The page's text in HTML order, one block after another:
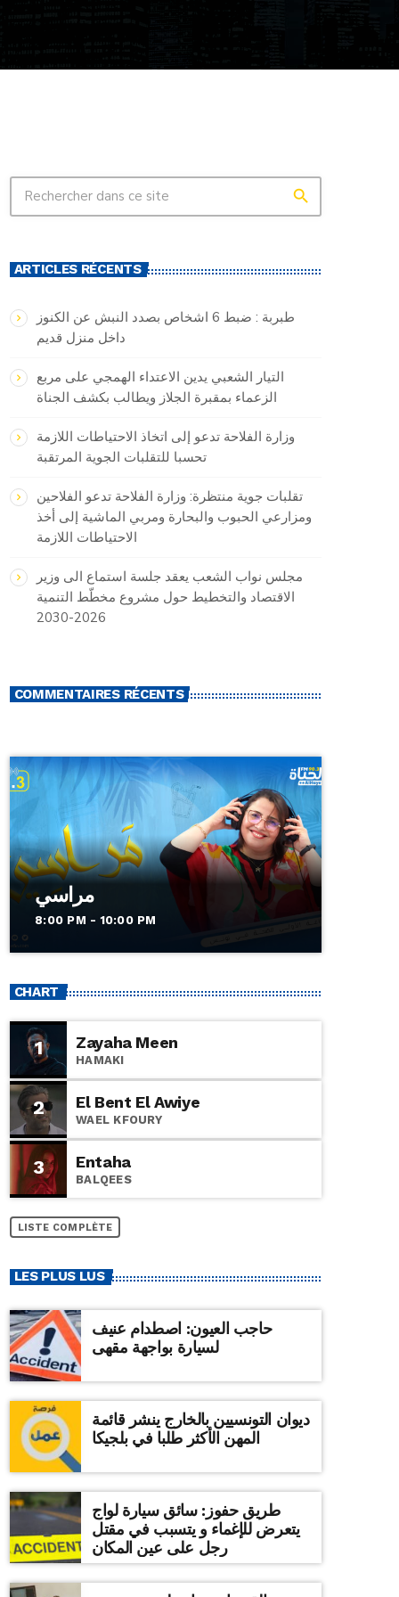
search
ARTICLES RÉCENTS
طبربة : ضبط 6 اشخاص بصدد النبش عن الكنوز
داخل منزل قديم
التيار الشعبي يدين الاعتداء الهمجي على مربع
الزعماء بمقبرة الجلاز ويطالب بكشف الجناة
وزارة الفلاحة تدعو إلى اتخاذ الاحتياطات اللازمة
تحسبا للتقلبات الجوية المرتقبة
تقلبات جوية منتظرة: وزارة الفلاحة تدعو الفلاحين
ومزارعي الحبوب والبحارة ومربي الماشية إلى أخذ
الاحتياطات اللازمة
مجلس نواب الشعب يعقد جلسة استماع الى وزير
الاقتصاد والتخطيط حول مشروع مخطّط التنمية
2026-2030
COMMENTAIRES RÉCENTS
مراسي
8:00 PM - 10:00 PM
CHART
1 Zayaha Meen
HAMAKI
2 El Bent El Awiye
WAEL KFOURY
3 Entaha
BALQEES
LISTE COMPLÈTE
LES PLUS LUS
حاجب العيون: اصطدام عنيف
لسيارة بواجهة مقهى
ديوان التونسيين بالخارج ينشر قائمة
المهن الأكثر طلبا في بلجيكا
طريق حفوز: سائق سيارة لواج
يتعرض للإغماء و يتسبب في مقتل
رجل على عين المكان